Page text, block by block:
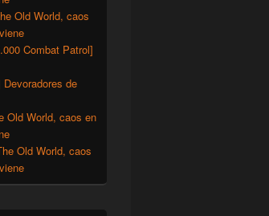
Old World, caos
Combat Patrol]
de
Old World, caos en
Old World, caos